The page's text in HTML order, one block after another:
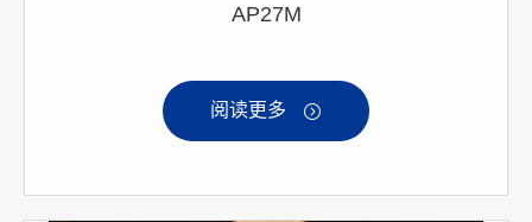
AP27M
阅读更多 